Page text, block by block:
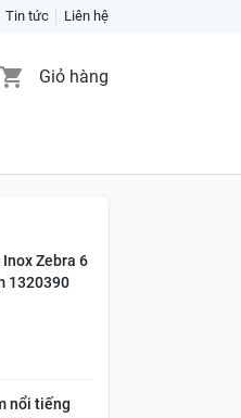
Tin tức Liên hệ
Giỏ hàng
Zebra 6
1320390
nổi tiếng